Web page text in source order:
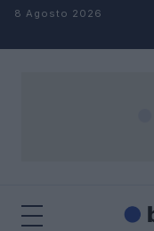
Salta al contenuto
8 Agosto 2026